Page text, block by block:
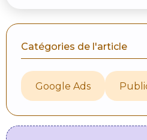
Catégories de l'article
Google Ads